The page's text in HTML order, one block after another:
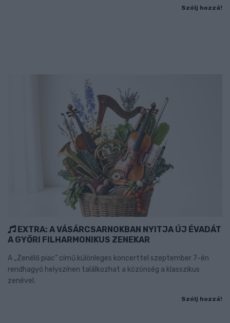
Szólj hozzá!
EXTRA: A VÁSÁRCSARNOKBAN NYITJA ÚJ ÉVADÁT
A GYŐRI FILHARMONIKUS ZENEKAR
A „Zenélő piac” című különleges koncerttel szeptember 7-én
rendhagyó helyszínen találkozhat a közönség a klasszikus
zenével.
Szólj hozzá!